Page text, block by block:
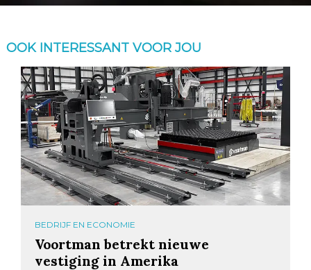
OOK INTERESSANT VOOR JOU
BEDRIJF EN ECONOMIE
Voortman betrekt nieuwe
vestiging in Amerika